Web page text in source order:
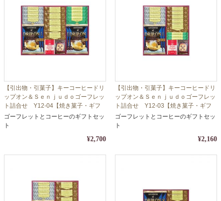
【引出物・引菓子】キーコーヒードリ
ップオン＆Ｓｅｎｊｕｄｏゴーフレッ
ト詰合せ Y12-04【焼き菓子・ギフ
ト・コーヒー・珈琲】【包装・熨斗対
応】
ゴーフレットとコーヒーのギフトセッ
ト
¥2,700
【引出物・引菓子】キーコーヒードリ
ップオン＆Ｓｅｎｊｕｄｏゴーフレッ
ト詰合せ Y12-03【焼き菓子・ギフ
ト・コーヒー・珈琲】【包装・熨斗対
応】
ゴーフレットとコーヒーのギフトセッ
ト
¥2,160